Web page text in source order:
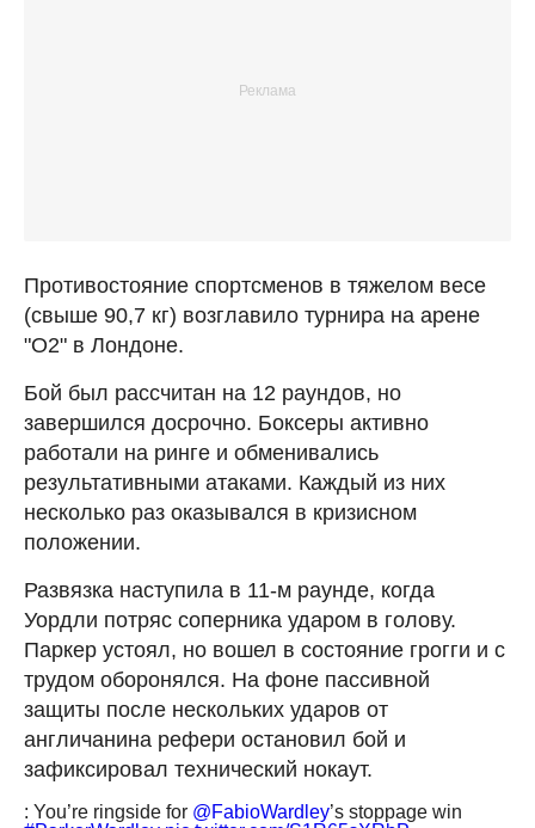
Противостояние спортсменов в тяжелом весе
(свыше 90,7 кг) возглавило турнира на арене
"О2" в Лондоне.
Бой был рассчитан на 12 раундов, но
завершился досрочно. Боксеры активно
работали на ринге и обменивались
результативными атаками. Каждый из них
несколько раз оказывался в кризисном
положении.
Развязка наступила в 11-м раунде, когда
Уордли потряс соперника ударом в голову.
Паркер устоял, но вошел в состояние грогги и с
трудом оборонялся. На фоне пассивной
защиты после нескольких ударов от
англичанина рефери остановил бой и
зафиксировал технический нокаут.
: You’re ringside for @FabioWardley’s stoppage win